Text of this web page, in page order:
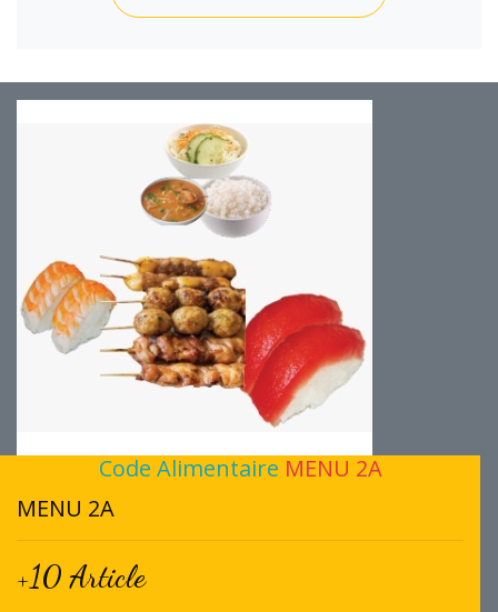
Code Alimentaire MENU 2A
MENU 2A
+10 Article